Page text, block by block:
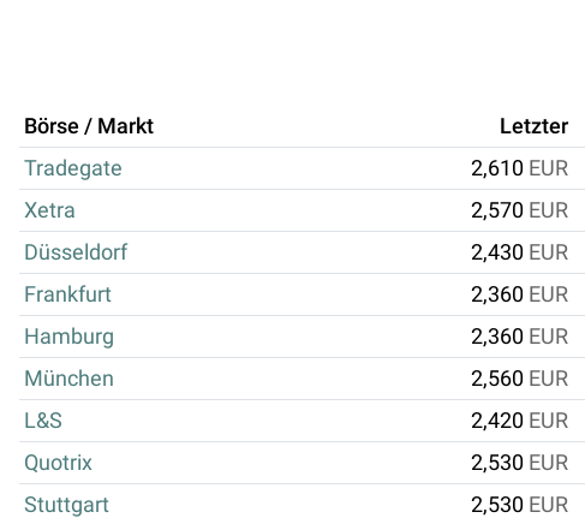
Börse / Markt Letzter
Tradegate
2,610 EUR
Xetra
2,570 EUR
Düsseldorf
2,430 EUR
Frankfurt
2,360 EUR
Hamburg
2,360 EUR
München
2,560 EUR
L&S
2,420 EUR
Quotrix
2,530 EUR
Stuttgart
2,530 EUR